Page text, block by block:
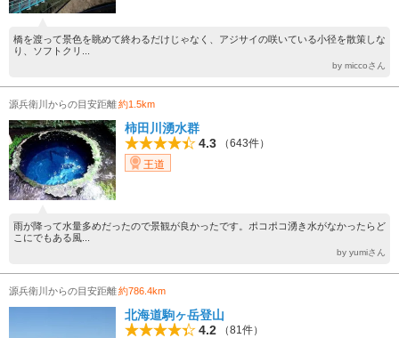
橋を渡って景色を眺めて終わるだけじゃなく、アジサイの咲いている小径を散策しな
り、ソフトクリ...
by miccoさん
源兵衛川からの目安距離約1.5km
柿田川湧水群
4.3
（643件）
王道
雨が降って水量多めだったので景観が良かったです。ポコポコ湧き水がなかったらど
こにでもある風...
by yumiさん
源兵衛川からの目安距離約786.4km
北海道駒ヶ岳登山
4.2
（81件）